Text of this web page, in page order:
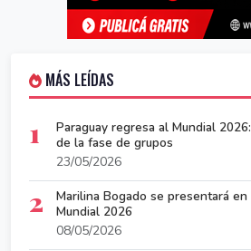
MÁS LEÍDAS
1
Paraguay regresa al Mundial
de la fase de grupos
23/05/2026
2
Marilina Bogado se presentará
Mundial 2026
08/05/2026